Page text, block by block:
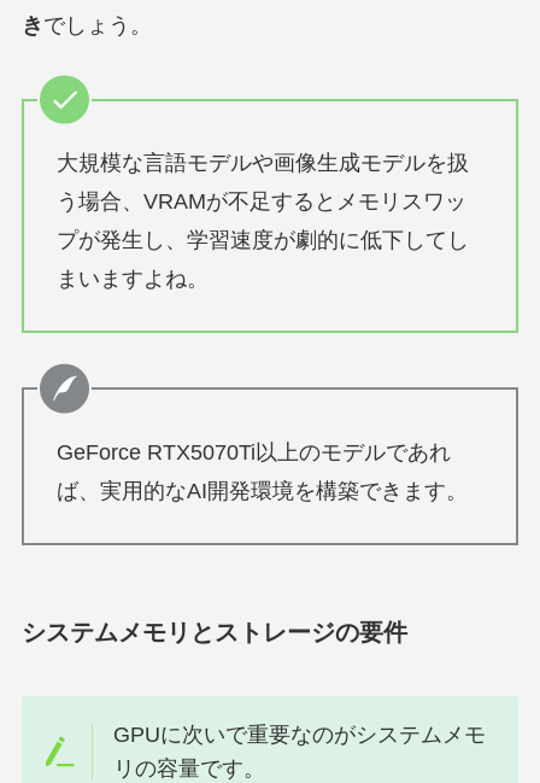
き でしょう。
大規模な言語モデルや画像生成モデルを扱
う場合、VRAMが不足するとメモリスワッ
プが発生し、学習速度が劇的に低下してし
まいますよね。
GeForce RTX5070Ti以上のモデルであれ
ば、実用的なAI開発環境を構築できます。
システムメモリとストレージの要件
GPUに次いで重要なのがシステムメモ
リの容量です。